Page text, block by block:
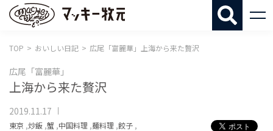
TOP おいしい日記 広尾「富麗華」上海から来た贅沢
広尾「富麗華」
上海から来た贅沢
2019.11.17
東京 ,炒飯 ,蟹 ,中国料理 ,麺料理 ,餃子 ,